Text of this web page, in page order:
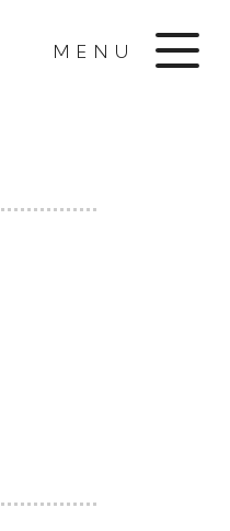
MENU